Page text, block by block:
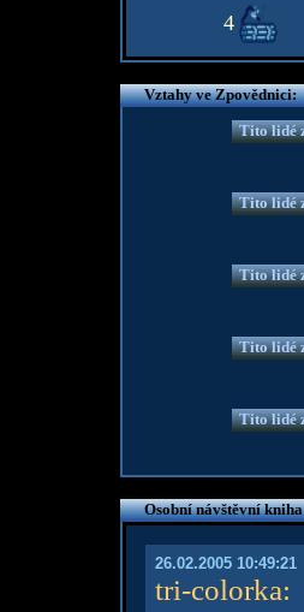
4
Vztahy ve Zpovědnici:
Tito lidé
Tito lidé
Tito lidé
Tito lidé
Tito lidé
Osobní návštěvní kniha
26.02.2005 10:49:21
tri-colorka: